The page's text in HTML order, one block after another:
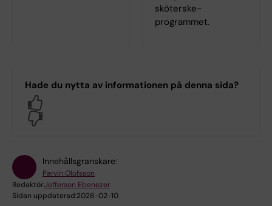
sköterske­
programmet.
Hade du nytta av informationen på denna sida?
Innehållsgranskare:
Parvin Olofsson
Redaktör:Jefferson Ebenezer
Sidan uppdaterad:2026-02-10